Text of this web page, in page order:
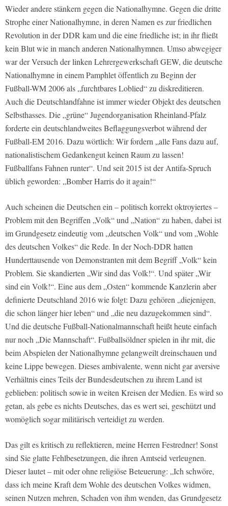
Wieder andere stänkern gegen die Nationalhymne. Gegen die dritte
Strophe einer Nationalhymne, in deren Namen es zur friedlichen
Revolution in der DDR kam und die eine friedliche ist; in ihr fließt
kein Blut wie in manch anderen Nationalhymnen. Umso abwegiger
war der Versuch der linken Lehrergewerkschaft GEW, die deutsche
Nationalhymne in einem Pamphlet öffentlich zu Beginn der
Fußball-WM 2006 als „furchtbares Loblied“ zu diskreditieren.
Auch die Deutschlandfahne ist immer wieder Objekt des deutschen
Selbsthasses. Die „grüne“ Jugendorganisation Rheinland-Pfalz
forderte ein deutschlandweites Beflaggungsverbot während der
Fußball-EM 2016. Dazu wörtlich: Wir fordern „alle Fans dazu auf,
nationalistischem Gedankengut keinen Raum zu lassen!
Fußballfans Fahnen runter“. Und seit 2015 ist der Antifa-Spruch
üblich geworden: „Bomber Harris do it again!“
Auch scheinen die Deutschen ein – politisch korrekt oktroyiertes –
Problem mit den Begriffen „Volk“ und „Nation“ zu haben, dabei ist
im Grundgesetz eindeutig vom „deutschen Volk“ und vom „Wohle
des deutschen Volkes“ die Rede. In der Noch-DDR hatten
Hunderttausende von Demonstranten mit dem Begriff „Volk“ kein
Problem. Sie skandierten „Wir sind das Volk!“. Und später „Wir
sind ein Volk!“. Eine aus dem „Osten“ kommende Kanzlerin aber
definierte Deutschland 2016 wie folgt: Dazu gehören „diejenigen,
die schon länger hier leben“ und „die neu dazugekommen sind“.
Und die deutsche Fußball-Nationalmannschaft heißt heute einfach
nur noch „Die Mannschaft“. Fußballsöldner spielen in ihr mit, die
beim Abspielen der Nationalhymne gelangweilt dreinschauen und
keine Lippe bewegen. Dieses ambivalente, wenn nicht gar aversive
Verhältnis eines Teils der Bundesdeutschen zu ihrem Land ist
geblieben: politisch sowie in weiten Kreisen der Medien. Es wird so
getan, als gebe es nichts Deutsches, das es wert sei, geschützt und
womöglich sogar militärisch verteidigt zu werden.
Das gilt es kritisch zu reflektieren, meine Herren Festredner! Sonst
sind Sie glatte Fehlbesetzungen, die ihren Amtseid verleugnen.
Dieser lautet – mit oder ohne religiöse Beteuerung: „Ich schwöre,
dass ich meine Kraft dem Wohle des deutschen Volkes widmen,
seinen Nutzen mehren, Schaden von ihm wenden, das Grundgesetz